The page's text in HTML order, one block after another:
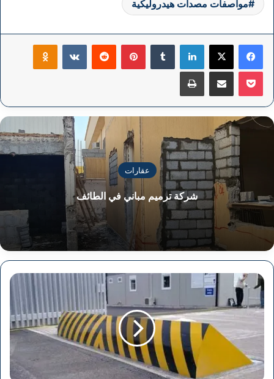
مواصفات مصدات هيدروليكية
فيسبوك ‫X لينكدإن بينتيريست
‫Pocket مشاركة عبر البريد طباعة
عقارات
شركة ترميم مباني في الطائف
شركة
المصدات
الأمنية
القصيم